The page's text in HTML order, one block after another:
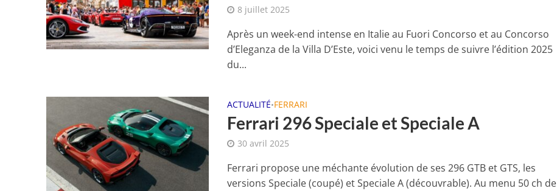
8 juillet 2025
Après un week-end intense en Italie au Fuori Concorso et au Concorso
d’Eleganza de la Villa D’Este, voici venu le temps de suivre l’édition 2025
du...
ACTUALITÉ•FERRARI
Ferrari 296 Speciale et Speciale A
30 avril 2025
Ferrari propose une méchante évolution de ses 296 GTB et GTS, les
versions Speciale (coupé) et Speciale A (découvrable). Au menu 50 ch de